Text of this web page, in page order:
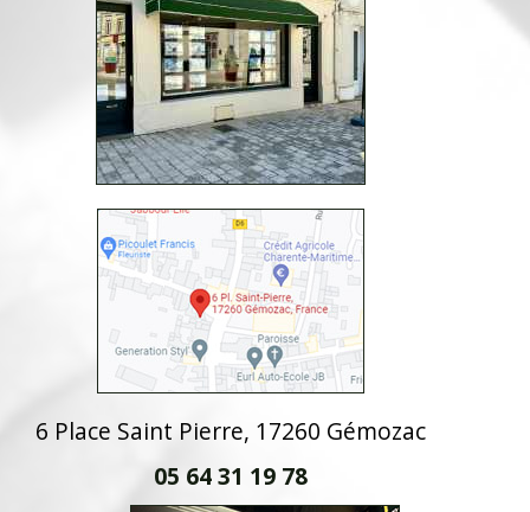
6 Place Saint Pierre, 17260 Gémozac
05 64 31 19 78